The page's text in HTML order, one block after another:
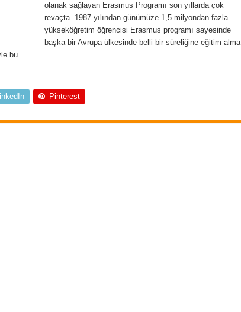
olanak sağlayan Erasmus Programı son yıllarda çok
revaçta. 1987 yılından günümüze 1,5 milyondan fazla
yükseköğretim öğrencisi Erasmus programı sayesinde
başka bir Avrupa ülkesinde belli bir süreliğine eğitim alma
bu …
Pinterest